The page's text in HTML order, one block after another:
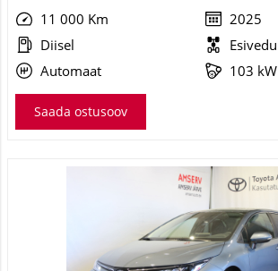
11 000 Km
2025
Diisel
Esivedu
Automaat
103 kW
Saada ostusoov